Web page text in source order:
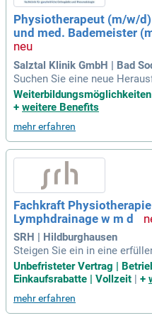
eichen Therapiealltag und
gs, die deine berufliche
Physiotherapeut (m/w/
und med. Bademeister
Salztal Klinik GmbH | Bad
Suchen Sie eine neue
in oder Masseur:in? Wir
0 Urlaubstagen, abhängig
der Möglichkeit,
te Anbindung an die
öglichkeiten machen Ihre
wir Ihre berufliche
ldungen und fünf
Sonn- und Feiertagsarbeit
chlag sowie Mitarbeitenden-
ohnen.
+ weitere Benefits
mehr erfahren
Fachkraft
Lymphdrainage w m d
SRH | Hildburghausen
Steigen Sie ein in eine
in manueller Lymphdrainage
reundliche und teamfähige
befristeten Arbeitsvertrag,
en freien Tagen an
Unbefristeter Vertrag |
Einkaufsrabatte | Vollzeit | +
mehr erfahren